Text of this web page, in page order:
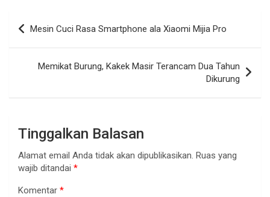
Navigasi
pos
Mesin Cuci Rasa Smartphone ala Xiaomi Mijia Pro
Memikat Burung, Kakek Masir Terancam Dua Tahun
Dikurung
Tinggalkan Balasan
Alamat email Anda tidak akan dipublikasikan. Ruas yang
wajib ditandai *
Komentar *